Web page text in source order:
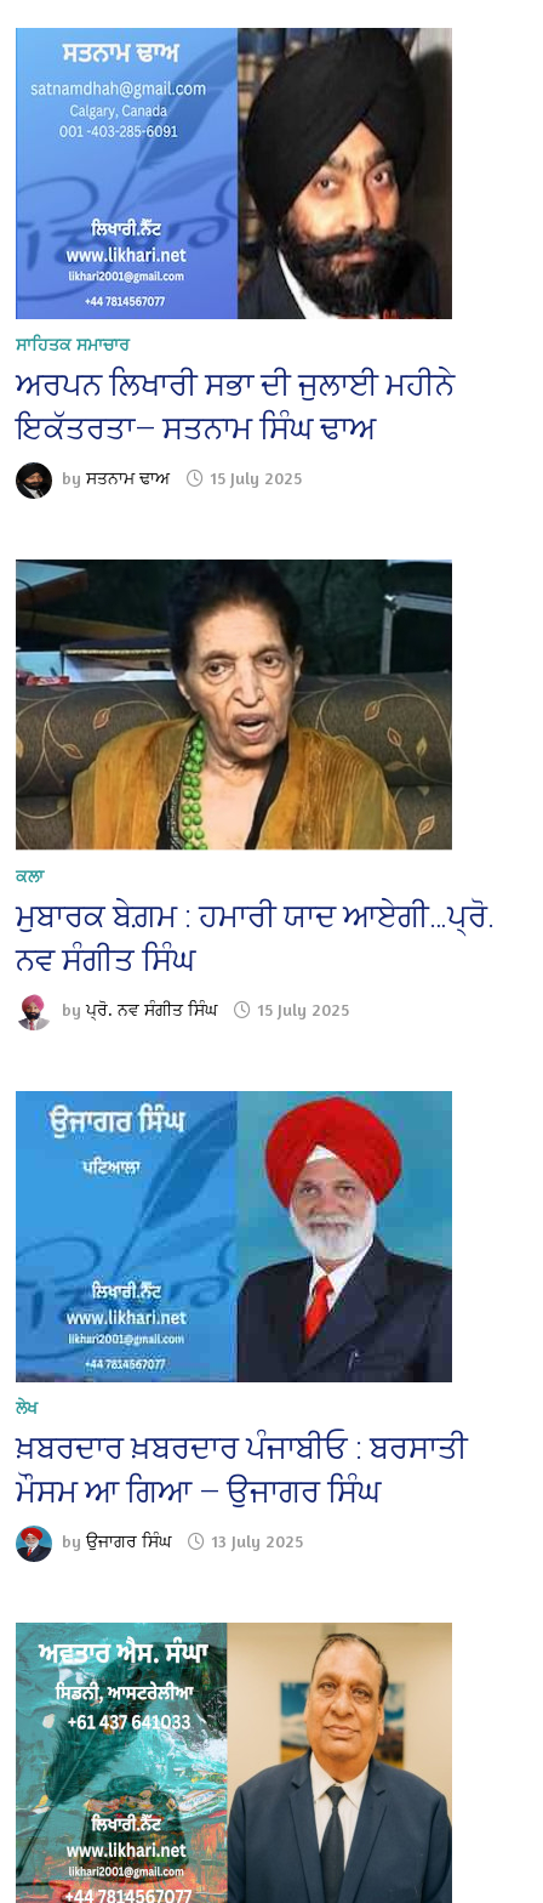
ਸਾਹਿਤਕ ਸਮਾਚਾਰ
ਅਰਪਨ ਲਿਖਾਰੀ ਸਭਾ ਦੀ ਜੁਲਾਈ ਮਹੀਨੇ
ਇਕੱਤਰਤਾ— ਸਤਨਾਮ ਸਿੰਘ ਢਾਅ
byਸਤਨਾਮ ਢਾਅ 15 July 2025
ਕਲਾ
ਮੁਬਾਰਕ ਬੇਗ਼ਮ : ਹਮਾਰੀ ਯਾਦ ਆਏਗੀ…ਪ੍ਰੋ.
ਨਵ ਸੰਗੀਤ ਸਿੰਘ
byਪ੍ਰੋ. ਨਵ ਸੰਗੀਤ ਸਿੰਘ 15 July 2025
ਲੇਖ
ਖ਼ਬਰਦਾਰ ਖ਼ਬਰਦਾਰ ਪੰਜਾਬੀਓ : ਬਰਸਾਤੀ
ਮੌਸਮ ਆ ਗਿਆ — ਉਜਾਗਰ ਸਿੰਘ
byਉਜਾਗਰ ਸਿੰਘ 13 July 2025